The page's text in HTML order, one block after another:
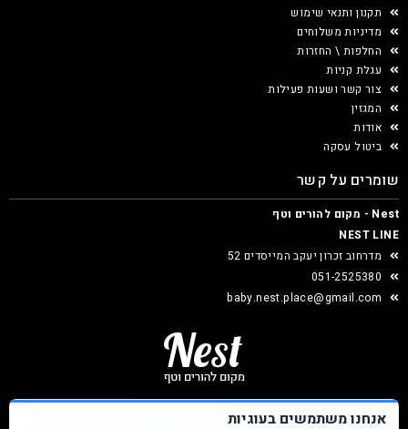
תקנון ותנאי שימוש
מדיניות משלוחים
החלפות \ החזרות
עגלת קניות
צור קשר ושעות פעילות
המגזין
אודות
ביטול עסקה
שומרים על קשר
Nest - מקום להורים וטף
NEST LINE
מדרחוב זכרון יעקב המייסדים 52
051-2525380
baby.nest.place@gmail.com
אנחנו משתמשים בעוגיות